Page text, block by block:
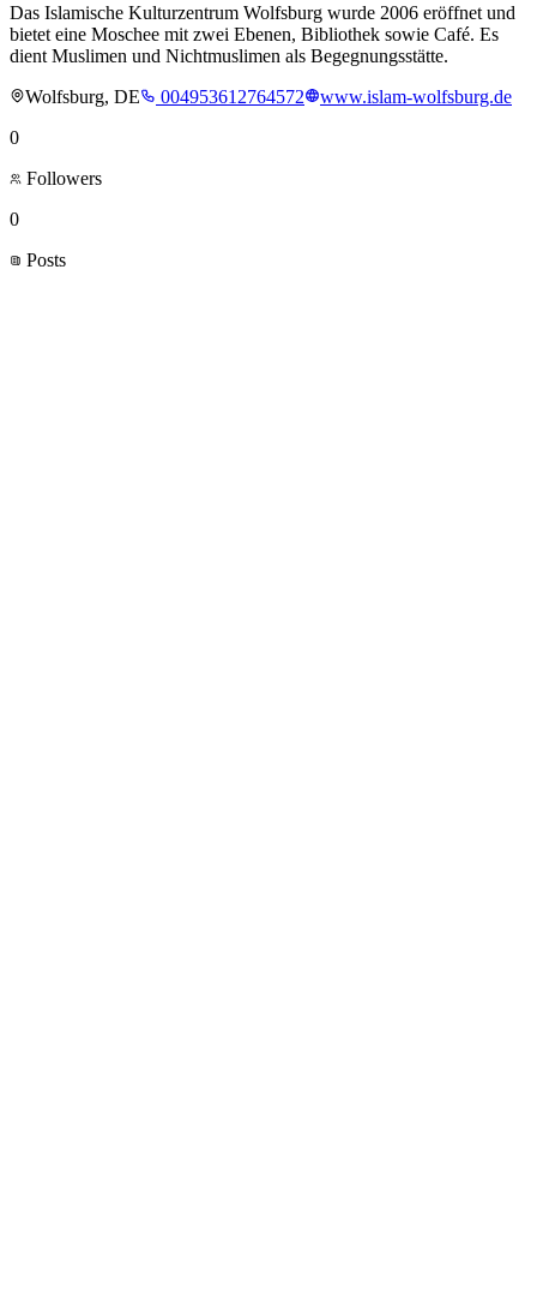
Das Islamische Kulturzentrum Wolfsburg wurde 2006 eröffnet und
bietet eine Moschee mit zwei Ebenen, Bibliothek sowie Café. Es
dient Muslimen und Nichtmuslimen als Begegnungsstätte.
Wolfsburg, DE
004953612764572
www.islam-wolfsburg.de
0
Followers
0
Posts